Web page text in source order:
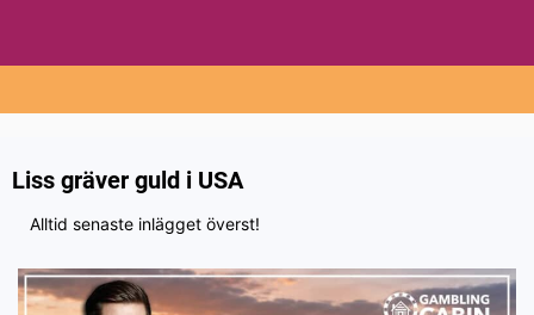
Liss gräver guld i USA
Alltid senaste inlägget överst!